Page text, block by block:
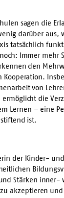
sagen die
darüber aus,
tatsächlich
Immer mehr
den
von
die
Lernen – eine
ist.
der Kinder-
Stärken inner-
akzeptieren